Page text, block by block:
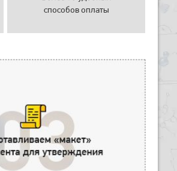
способов оплаты